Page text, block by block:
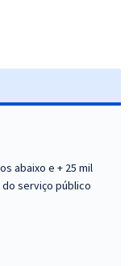
abaixo e + 25 mil
serviço público